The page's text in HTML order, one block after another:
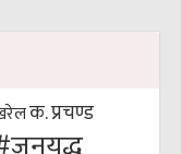
क. प्रचण्ड